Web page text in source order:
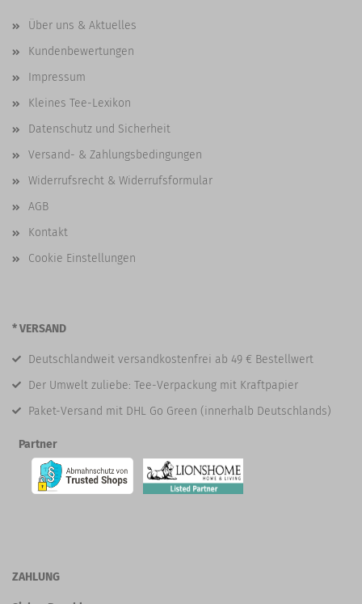
Über uns & Aktuelles
Kundenbewertungen
Impressum
Kleines Tee-Lexikon
Datenschutz und Sicherheit
Versand- & Zahlungsbedingungen
Widerrufsrecht & Widerrufsformular
AGB
Kontakt
Cookie Einstellungen
* VERSAND
Deutschlandweit versandkostenfrei ab 49 € Bestellwert
Der Umwelt zuliebe: Tee-Verpackung mit Kraftpapier
Paket-Versand mit DHL Go Green (innerhalb Deutschlands)
Partner
ZAHLUNG